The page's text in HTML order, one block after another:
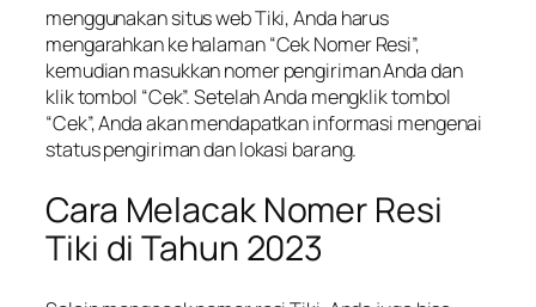
menggunakan situs web Tiki, Anda harus
mengarahkan ke halaman “Cek Nomer Resi”,
kemudian masukkan nomer pengiriman Anda dan
klik tombol “Cek”. Setelah Anda mengklik tombol
“Cek”, Anda akan mendapatkan informasi mengenai
status pengiriman dan lokasi barang.
Cara Melacak Nomer Resi
Tiki di Tahun 2023